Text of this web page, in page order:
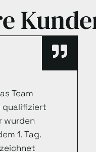
Team
qualifiziert
wurden
1. Tag.